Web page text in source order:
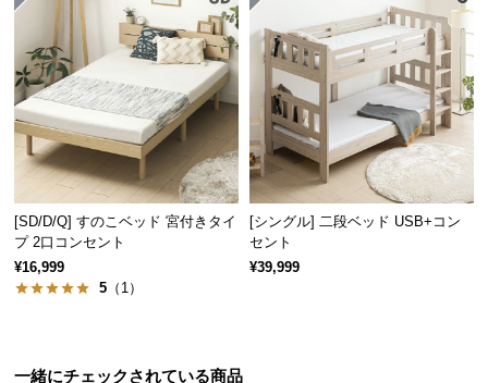
規
約
に
つ
い
て
[SD/D/Q] すのこベッド 宮付きタイ
プ 2口コンセント
¥16,999
5 （1）
[シングル] 二段ベッド USB+コン
セント
¥39,999
一緒にチェックされている商品